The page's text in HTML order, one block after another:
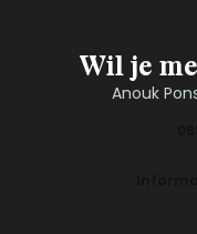
Wil je
Anouk